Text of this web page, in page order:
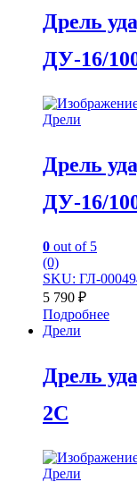
Дрель
ДУ-16/
Дрели
Дрель
ДУ-16/
0 out of 5
(0)
SKU: ГЛ-
5 790 ₽
Подробнее
Дрели
Дрель
2С
Дрели